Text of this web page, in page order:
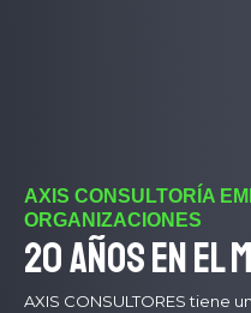
AXIS CONSULTORÍA
ORGANIZACIONES
20 años en el
AXIS CONSULTORES tiene